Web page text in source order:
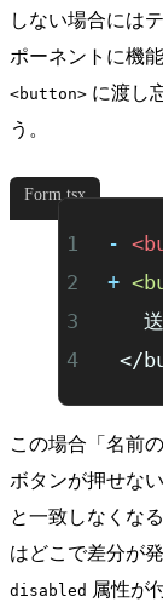
しない場合には
ポーネントに機
<button> に渡し
う。
Form.tsx
-
+
</
この場合「名前
ボタンが押せな
と一致しなくな
はどこで差分が
disabled 属性が